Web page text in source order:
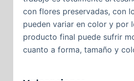
con flores preservadas, con
pueden variar en color y por
producto final puede sufrir
cuanto a forma, tamaño y